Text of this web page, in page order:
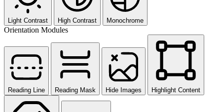
Light Contrast High Contrast Monochrome
Orientation Modules
Reading Line Reading Mask Hide Images Highlight Content